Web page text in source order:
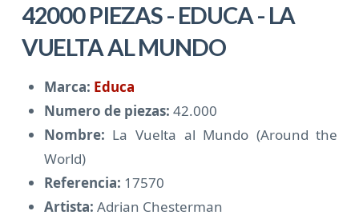
42000 PIEZAS - EDUCA - LA
VUELTA AL MUNDO
Marca: Educa
Numero de piezas: 42.000
Nombre: La Vuelta al Mundo (Around the
World)
Referencia: 17570
Artista: Adrian Chesterman